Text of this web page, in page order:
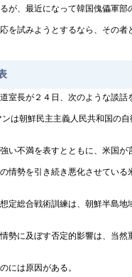
が、最近になって韓国傀儡軍
を試みようとするなら、その者
室長が２４日、次のような談話
ンは朝鮮民主主義人民共和国
い不満を表すとともに、米国
情勢を引き続き悪化させてい
定総合戦術訓練は、朝鮮半島
勢に及ぼす否定的影響は、当
には原因がある。